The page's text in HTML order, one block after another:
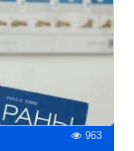
963